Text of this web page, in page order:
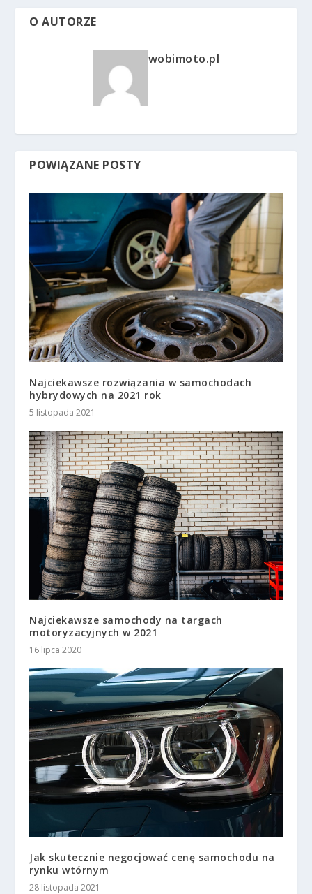
O AUTORZE
wobimoto.pl
POWIĄZANE POSTY
Najciekawsze rozwiązania w samochodach
hybrydowych na 2021 rok
5 listopada 2021
Najciekawsze samochody na targach
motoryzacyjnych w 2021
16 lipca 2020
Jak skutecznie negocjować cenę samochodu na
rynku wtórnym
28 listopada 2021